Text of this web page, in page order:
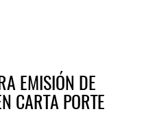
EMISIÓN DE
CARTA PORTE